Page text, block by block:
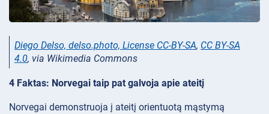
Diego Delso, delso.photo, License CC-BY-SA, CC BY-SA
4.0, via Wikimedia Commons
4 Faktas: Norvegai taip pat galvoja apie ateitį
Norvegai demonstruoja į ateitį orientuotą mąstymą